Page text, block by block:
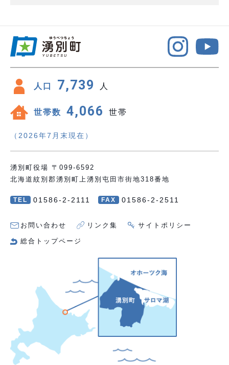
人口 7,739 人
世帯数 4,066 世帯
（2026年7月末現在）
湧別町役場 〒099-6592
北海道紋別郡湧別町上湧別屯田市街地318番地
TEL 01586-2-2111 FAX 01586-2-2511
お問い合わせ リンク集 サイトポリシー
総合トップページ